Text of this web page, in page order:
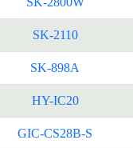
SK-2110
SK-898A
HY-IC20
GIC-CS28B-S